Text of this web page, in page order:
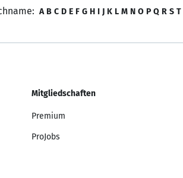
A B C D E F G H I J K L M N O P Q R S T
Mitgliedschaften
Premium
ProJobs